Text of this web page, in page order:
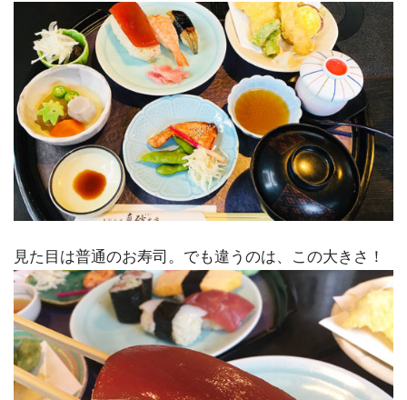
見た目は普通のお寿司。でも違うのは、この大きさ！